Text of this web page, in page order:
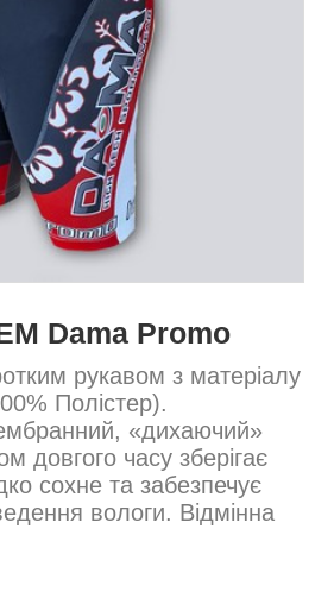
Dama Promo
рукавом з матеріалу
Полістер).
«дихаючий»
довгого часу зберігає
сохне та забезпечує
вологи. Відмінна
м. кв Замок-блискавка.